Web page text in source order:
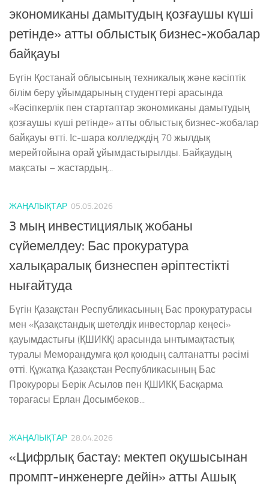
экономиканы дамытудың қозғаушы күші
ретінде» атты облыстық бизнес-жобалар
байқауы
Бүгін Қостанай облысының техникалық және кәсіптік
білім беру ұйымдарының студенттері арасында
«Кәсіпкерлік пен стартаптар экономиканы дамытудың
қозғаушы күші ретінде» атты облыстық бизнес-жобалар
байқауы өтті. Іс-шара колледждің 70 жылдық
мерейтойына орай ұйымдастырылды. Байқаудың
мақсаты – жастардың...
ЖАҢАЛЫҚТАР 05.05.2026
3 мың инвестициялық жобаны
сүйемелдеу: Бас прокуратура
халықаралық бизнеспен әріптестікті
нығайтуда
Бүгін Қазақстан Республикасының Бас прокуратурасы
мен «Қазақстандық шетелдік инвесторлар кеңесі»
қауымдастығы (ҚШИКҚ) арасында ынтымақтастық
туралы Меморандумға қол қоюдың салтанатты рәсімі
өтті. Құжатқа Қазақстан Республикасының Бас
Прокуроры Берік Асылов пен ҚШИКҚ Басқарма
төрағасы Ерлан Досымбеков...
ЖАҢАЛЫҚТАР 28.04.2026
«Цифрлық бастау: мектеп оқушысынан
промпт-инженерге дейін» атты Ашық